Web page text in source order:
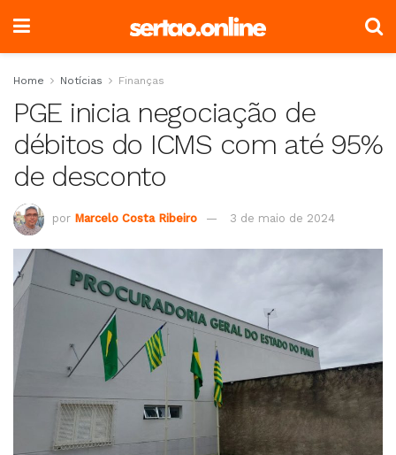
Home Notícias Finanças
PGE inicia negociação de
débitos do ICMS com até 95%
de desconto
por Marcelo Costa Ribeiro 3 de maio de 2024